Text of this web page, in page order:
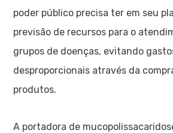
poder público precisa ter em seu
previsão de recursos para o
grupos de doenças, evitando
desproporcionais através da
produtos.
A portadora de